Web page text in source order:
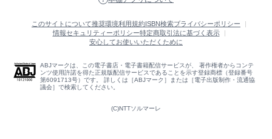
このサイトについて推奨環境利用規約 ISBN検索プライバシーポリシー
情報セキュリティーポリシー特定商取引法に基づく表示
安心してお使いいただくために
ABJマークは、この電子書店・電子書籍配信サービスが、 著作権者からコンテ
ンツ使用許諾を得た正規版配信サービスであることを示す登録商標（登録番号
第6091713号）です。 詳しくは［ABJマーク］または［電子出版制作・流通協
議会］で検索してください。
(C)NTTソルマーレ